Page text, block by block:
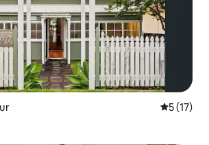
5 de uma
5 (17)